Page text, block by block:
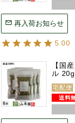
再入荷お知らせ
5.00
【国
ル
宅配便